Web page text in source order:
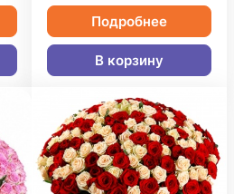
Подробнее
В корзину